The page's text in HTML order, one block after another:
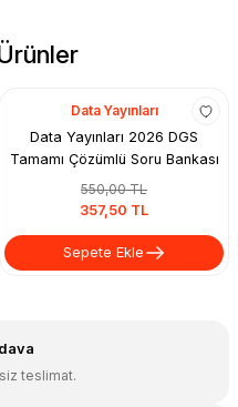
Data Yayınları
Data Yayınları 2026 DGS
Tamamı Çözümlü Soru Bankası
357,50 TL
550,00 TL
Sepete Ekle
teslimat.